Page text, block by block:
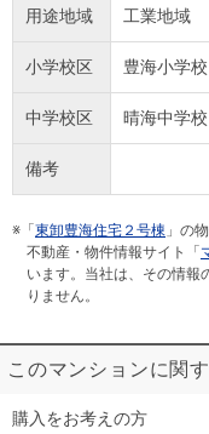
用途地域 工業地域
小学校区 豊海小学校
中学校区 晴海中学校
備考
※「 東卸豊海住宅２号棟 」の
不動産・物件情報サイト「
います。当社は、その情報
りません。
このマンションに関
購入をお考えの方